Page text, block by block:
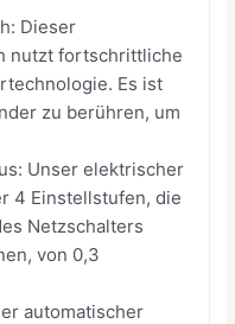
Dieser
nutzt fortschrittliche
Es ist
zu berühren, um
Unser elektrischer
4 Einstellstufen, die
Netzschalters
von 0,3
automatischer